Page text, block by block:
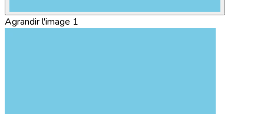
Agrandir l'image 1